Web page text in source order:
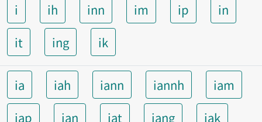
i ih inn im ip
in
it
ing ik
ia iah iann iannh
iam
iap
ian iat iang iak